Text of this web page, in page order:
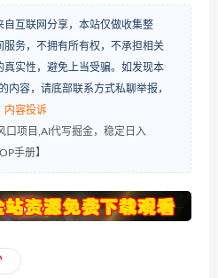
互联网分享，本站仅做收集整
务，不拥有所有权，不承担相关
实性，避免上当受骗。如发现本
内容，请底部联系方式私聊举报，
内容投诉
口项目,AI代写掘金，稳定日入
手册】